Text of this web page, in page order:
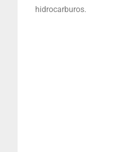
hidrocarburos.